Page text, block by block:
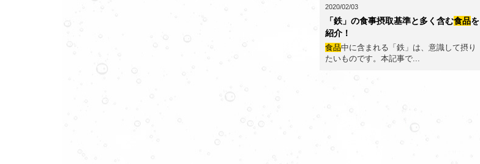
2020/02/03
「鉄」の食事摂取基準と多く含む食品を
紹介！
食品中に含まれる「鉄」は、意識して摂り
たいものです。本記事で...